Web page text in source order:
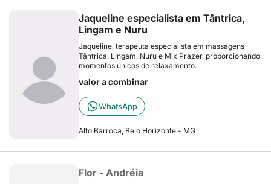
Jaqueline especialista em Tântrica,
Lingam e Nuru
Jaqueline, terapeuta especialista em massagens
Tântrica, Lingam, Nuru e Mix Prazer, proporcionando
momentos únicos de relaxamento.
valor a combinar
WhatsApp
Alto Barroca, Belo Horizonte - MG
Flor - Andréia